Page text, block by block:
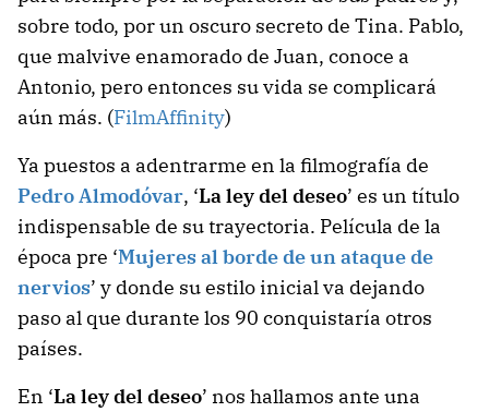
sobre todo, por un oscuro secreto de Tina. Pablo,
que malvive enamorado de Juan, conoce a
Antonio, pero entonces su vida se complicará
aún más. (FilmAffinity)
Ya puestos a adentrarme en la filmografía de
Pedro Almodóvar, ‘La ley del deseo’ es un título
indispensable de su trayectoria. Película de la
época pre ‘Mujeres al borde de un ataque de
nervios’ y donde su estilo inicial va dejando
paso al que durante los 90 conquistaría otros
países.
En ‘La ley del deseo’ nos hallamos ante una